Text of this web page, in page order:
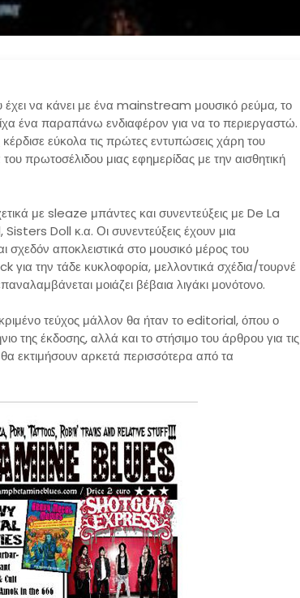
να κάνει με ένα mainstream μουσικό ρεύμα, το
ένα παραπάνω ενδιαφέρον για να το περιεργαστώ.
κέρδισε εύκολα τις πρώτες εντυπώσεις χάρη του
πρωτοσέλιδου μιας εφημερίδας με την αισθητική
με sleaze μπάντες και συνεντεύξεις με De La
Doll κ.α. Οι συνεντεύξεις έχουν μια
σχεδόν αποκλειστικά στο μουσικό μέρος του
την τάδε κυκλοφορία, μελλοντικά σχέδια/τουρνέ
μοιάζει βέβαια λιγάκι μονότονο.
τεύχος μάλλον θα ήταν το editorial, όπου ο
της έκδοσης, αλλά και το στήσιμο του άρθρου για τις
εκτιμήσουν αρκετά περισσότερα από τα